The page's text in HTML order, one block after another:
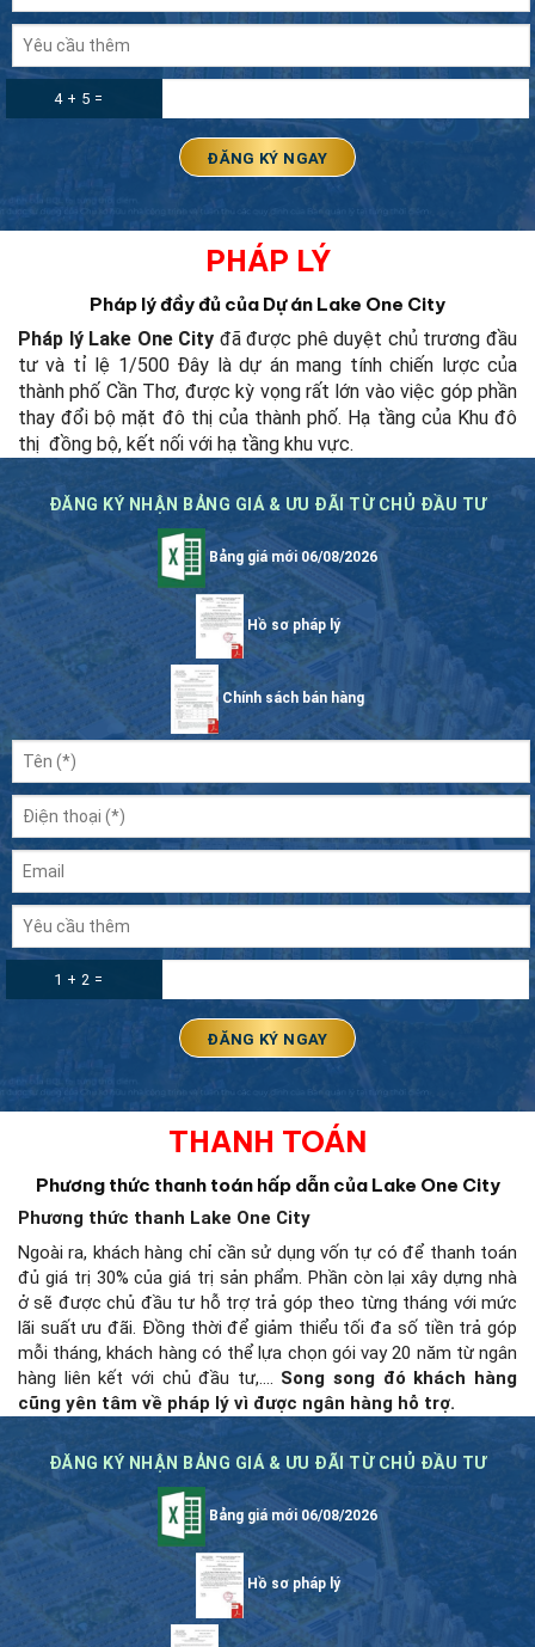
4 + 5 =
PHÁP LÝ
Pháp lý đầy đủ của Dự án Lake One City
Pháp lý Lake One City đã được phê duyệt chủ trương đầu
tư và tỉ lệ 1/500 Đây là dự án mang tính chiến lược của
thành phố Cần Thơ, được kỳ vọng rất lớn vào việc góp phần
thay đổi bộ mặt đô thị của thành phố. Hạ tầng của Khu đô
thị đồng bộ, kết nối với hạ tầng khu vực.
ĐĂNG KÝ NHẬN BẢNG GIÁ & ƯU ĐÃI TỪ CHỦ ĐẦU TƯ
Bảng giá mới 06/08/2026
Hồ sơ pháp lý
Chính sách bán hàng
1 + 2 =
THANH TOÁN
Phương thức thanh toán hấp dẫn của Lake One City
Phương thức thanh Lake One City
Ngoài ra, khách hàng chỉ cần sử dụng vốn tự có để thanh toán
đủ giá trị 30% của giá trị sản phẩm. Phần còn lại xây dựng nhà
ở sẽ được chủ đầu tư hỗ trợ trả góp theo từng tháng với mức
lãi suất ưu đãi. Đồng thời để giảm thiểu tối đa số tiền trả góp
mỗi tháng, khách hàng có thể lựa chọn gói vay 20 năm từ ngân
hàng liên kết với chủ đầu tư,…. Song song đó khách hàng
cũng yên tâm về pháp lý vì được ngân hàng hỗ trợ.
ĐĂNG KÝ NHẬN BẢNG GIÁ & ƯU ĐÃI TỪ CHỦ ĐẦU TƯ
Bảng giá mới 06/08/2026
Hồ sơ pháp lý